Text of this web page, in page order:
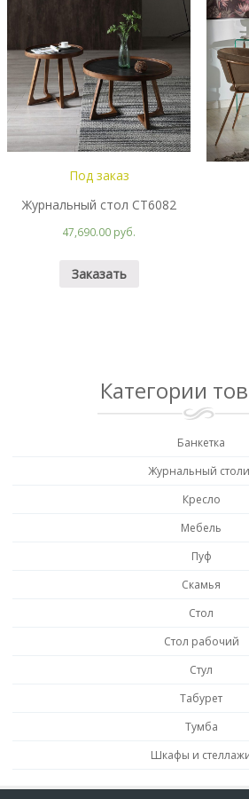
Под заказ
Журнальный стол CT6082
47,690.00 руб.
Заказать
Категории
Банкетка
Журнальный
Кресло
Мебель
Пуф
Скамья
Стол
Стол рабочий
Стул
Табурет
Тумба
Шкафы и